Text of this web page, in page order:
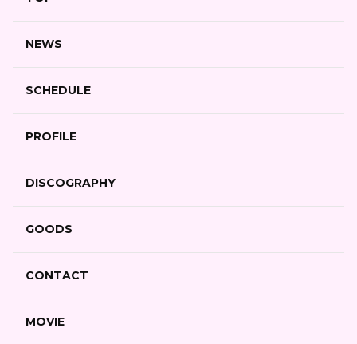
NEWS
SCHEDULE
PROFILE
DISCOGRAPHY
GOODS
CONTACT
MOVIE